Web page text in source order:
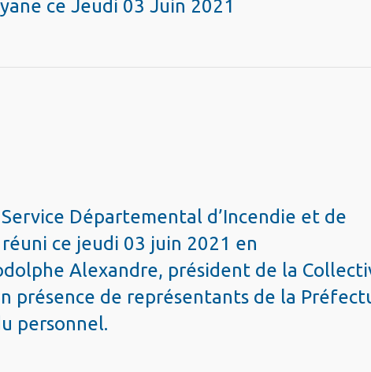
ce Jeudi 03 Juin 2021
Départemental d’Incendie et de
réuni ce jeudi 03 juin 2021 en
Alexandre, président de la
présence de représentants de la
personnel.